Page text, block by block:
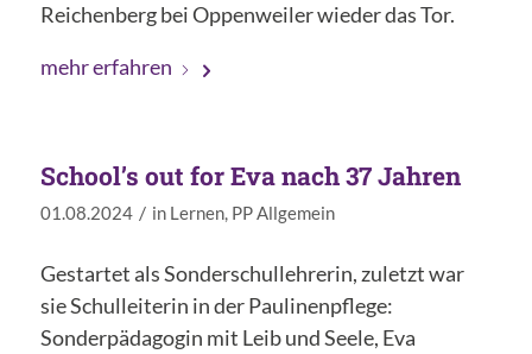
Reichenberg bei Oppenweiler wieder das Tor.
mehr erfahren
School’s out for Eva nach 37 Jahren
01.08.2024 / in Lernen, PP Allgemein
Gestartet als Sonderschullehrerin, zuletzt war
sie Schulleiterin in der Paulinenpflege:
Sonderpädagogin mit Leib und Seele, Eva